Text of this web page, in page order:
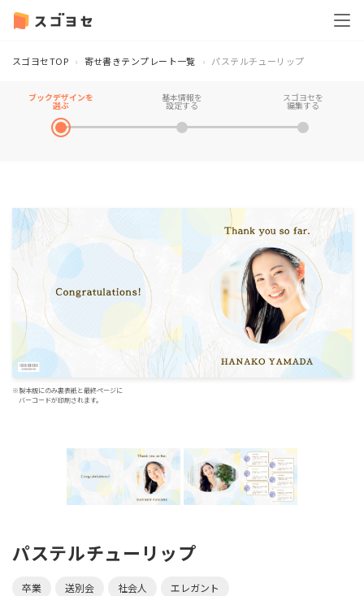
スゴヨセTOP 寄せ書きテンプレート一覧 パステルチューリップ
ブックデザインを
選ぶ
基本情報を
設定する
スゴヨセを
編集する
※製本版にのみ裏表紙と最終ページに
バーコードが印刷されます。
パステルチューリップ
卒業 送別会 社会人 エレガント